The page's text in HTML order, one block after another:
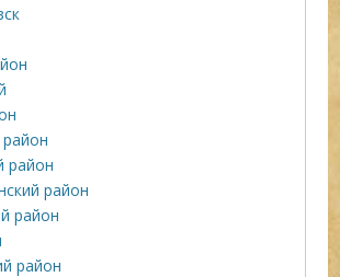
район
район
район
район